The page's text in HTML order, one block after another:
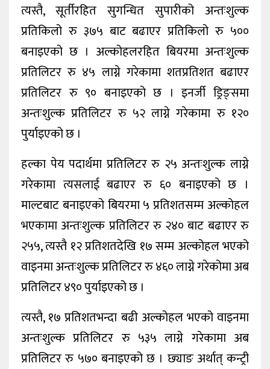
त्यस्तै, सूर्तीरहित सुगन्धित सुपारीको अन्तःशुल्क
प्रतिकिलो रु ३७५ बाट बढाएर प्रतिकिलो रु ५००
बनाइएको छ । अल्कोहलरहित बियरमा अन्तःशुल्क
प्रतिलिटर रु ४५ लाग्ने गरेकामा शतप्रतिशत बढाएर
प्रतिलिटर रु ९० बनाइएको छ । इनर्जी ड्रिङ्समा
अन्तःशुल्क प्रतिलिटर रु ५२ लाग्ने गरेकामा रु १२०
पुर्याइएको छ ।
हल्का पेय पदार्थमा प्रतिलिटर रु २५ अन्तःशुल्क लाग्ने
गरेकामा त्यसलाई बढाएर रु ६० बनाइएको छ ।
माल्टबाट बनाइएको बियरमा ५ प्रतिशतसम्म अल्कोहल
भएकामा अन्तःशुल्क प्रतिलिटर रु २४० बाट बढाएर रु
२५५, त्यस्तै १२ प्रतिशतदेखि १७ सम्म अल्कोहल भएको
वाइनमा अन्तःशुल्क प्रतिलिटर रु ४६० लाग्ने गरेकोमा अब
प्रतिलिटर ४९० पुर्याइएको छ ।
त्यस्तै, १७ प्रतिशतभन्दा बढी अल्कोहल भएको वाइनमा
अन्तःशुल्क प्रतिलिटर रु ५३५ लाग्ने गरेकामा अब
प्रतिलिटर रु ५७० बनाइएको छ । छ्याङ अर्थात् कन्ट्री